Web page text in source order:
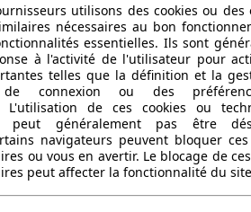
-
-
-
Euro 6d-TEMP
55 l
utilisons des cookies ou des
nécessaires au bon
essentielles. Ils sont
à l'activité de l'utilisateur pour
telles que la définition et la
de connexion ou des
L'utilisation de ces cookies ou
peut généralement pas être
navigateurs peuvent bloquer ces
ou vous en avertir. Le blocage de
peut affecter la fonctionnalité du